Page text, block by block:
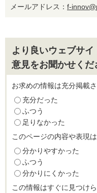
メールアドレス： f-
より良いウェブサ
意見をお聞かせくだ
お求めの情報は充分掲載
充分だった
ふつう
足りなかった
このページの内容や表現
分かりやすかった
ふつう
分かりにくかった
この情報はすぐに見つけ